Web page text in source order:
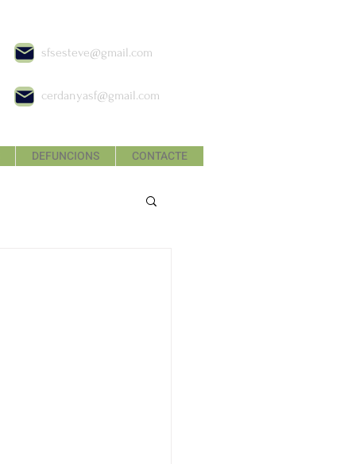
sfsesteve@gmail.com
cerdanyasf@gmail.com
DEFUNCIONS CONTACTE